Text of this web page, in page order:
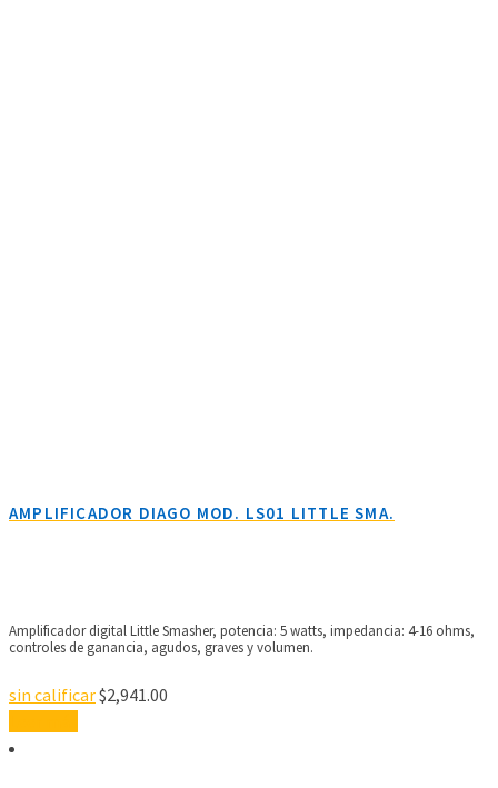
AMPLIFICADOR DIAGO MOD. LS01 LITTLE SMA.
Amplificador digital Little Smasher, potencia: 5 watts, impedancia: 4-16 ohms,
controles de ganancia, agudos, graves y volumen.
sin calificar$2,941.00